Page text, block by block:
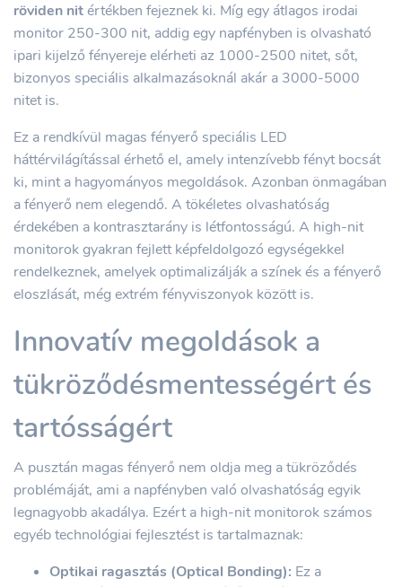
röviden nitértékben fejeznek ki. Míg egy átlagos irodai
monitor 250-300 nit, addig egy napfényben is olvasható
ipari kijelző fényereje elérheti az 1000-2500 nitet, sőt,
bizonyos speciális alkalmazásoknál akár a 3000-5000
nitet is.
Ez a rendkívül magas fényerő speciális LED
háttérvilágítással érhető el, amely intenzívebb fényt bocsát
ki, mint a hagyományos megoldások. Azonban önmagában
a fényerő nem elegendő. A tökéletes olvashatóság
érdekében a kontrasztarány is létfontosságú. A high-nit
monitorok gyakran fejlett képfeldolgozó egységekkel
rendelkeznek, amelyek optimalizálják a színek és a fényerő
eloszlását, még extrém fényviszonyok között is.
Innovatív megoldások a
tükröződésmentességért és
tartósságért
A pusztán magas fényerő nem oldja meg a tükröződés
problémáját, ami a napfényben való olvashatóság egyik
legnagyobb akadálya. Ezért a high-nit monitorok számos
egyéb technológiai fejlesztést is tartalmaznak:
Optikai ragasztás (Optical Bonding): Ez a